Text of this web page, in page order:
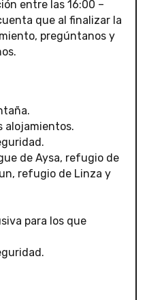
entre las 16:00 –
que al finalizar la
pregúntanos y
alojamientos.
de Aysa, refugio de
refugio de Linza y
para los que